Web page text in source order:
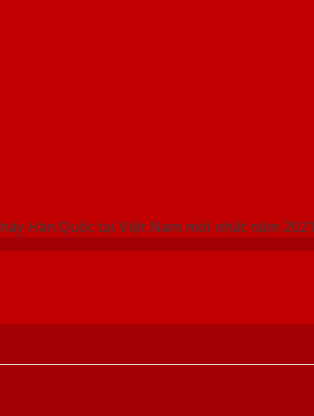
Hàn Quốc tại Việt Nam mới nhất năm 2021